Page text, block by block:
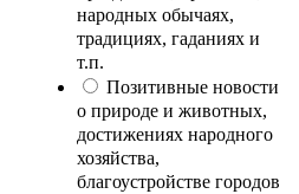
народных обычаях,
традициях, гаданиях и
т.п.
Позитивные новости
о природе и животных,
достижениях народного
хозяйства,
благоустройстве городов